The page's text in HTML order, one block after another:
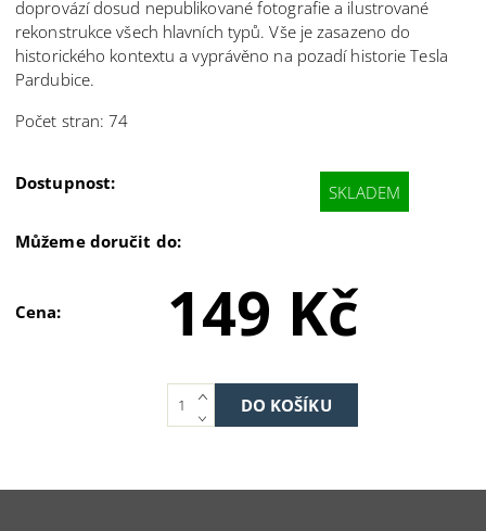
doprovází dosud nepublikované fotografie a ilustrované
rekonstrukce všech hlavních typů. Vše je zasazeno do
historického kontextu a vyprávěno na pozadí historie Tesla
Pardubice.
Počet stran: 74
Dostupnost: SKLADEM
Můžeme doručit do:
Cena: 149 Kč